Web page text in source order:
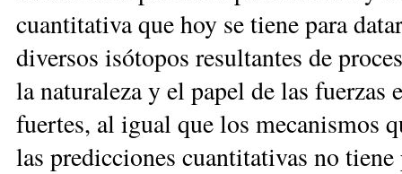
cuantitativa que hoy se tiene para
diversos isótopos resultantes de
la naturaleza y el papel de las
fuertes, al igual que los mecanismos
las predicciones cuantitativas no